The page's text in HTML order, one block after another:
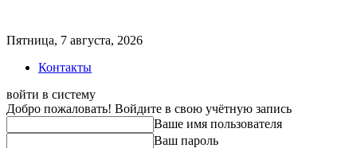
Пятница, 7 августа, 2026
Контакты
войти в систему
Добро пожаловать! Войдите в свою учётную запись
Ваше имя пользователя
Ваш пароль